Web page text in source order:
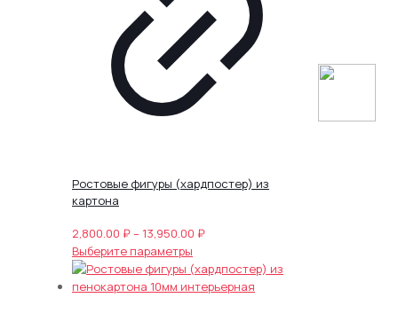
Ростовые фигуры (хардпостер) из
картона
2,800.00 ₽– 13,950.00 ₽Диапазон
2,800.00 ₽
–
Выберите параметры
товар
имеет